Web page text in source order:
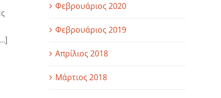
Φεβρουάριος 2020
Φεβρουάριος 2019
Απρίλιος 2018
Μάρτιος 2018